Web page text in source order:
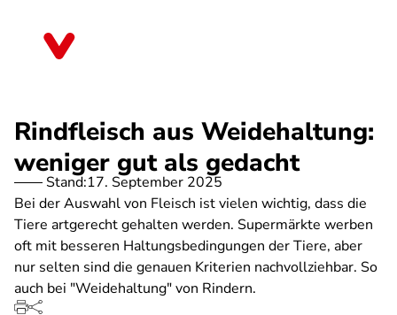
Rindfleisch aus Weidehaltung:
weniger gut als gedacht
Stand:17. September 2025
Bei der Auswahl von Fleisch ist vielen wichtig, dass die
Tiere artgerecht gehalten werden. Supermärkte werben
oft mit besseren Haltungsbedingungen der Tiere, aber
nur selten sind die genauen Kriterien nachvollziehbar. So
auch bei "Weidehaltung" von Rindern.